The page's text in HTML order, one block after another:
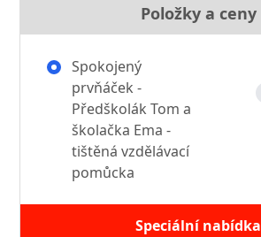
Položky a ceny
Spokojený
prvňáček -
Předškolák Tom a
školačka Ema -
tištěná vzdělávací
pomůcka
Speciální nabídka